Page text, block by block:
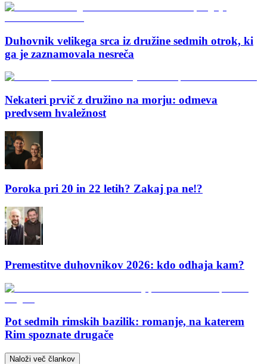
Duhovnik velikega srca iz družine sedmih otrok, ki
ga je zaznamovala nesreča
Nekateri prvič z družino na morju: odmeva
predvsem hvaležnost
Poroka pri 20 in 22 letih? Zakaj pa ne!?
Premestitve duhovnikov 2026: kdo odhaja kam?
Pot sedmih rimskih bazilik: romanje, na katerem
Rim spoznate drugače
Naloži več člankov